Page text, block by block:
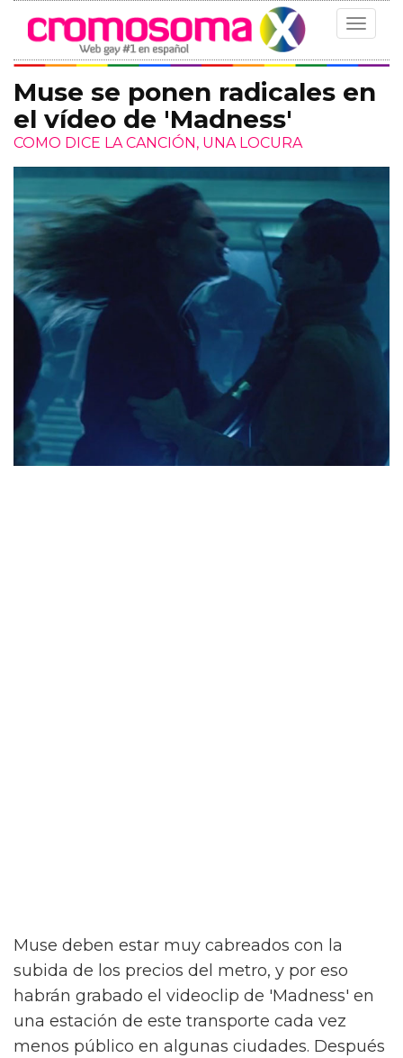
Toggle
Muse se ponen radicales en
el vídeo de 'Madness'
COMO DICE LA CANCIÓN, UNA LOCURA
Muse deben estar muy cabreados con la
subida de los precios del metro, y por eso
habrán grabado el videoclip de 'Madness' en
una estación de este transporte cada vez
menos público en algunas ciudades. Después